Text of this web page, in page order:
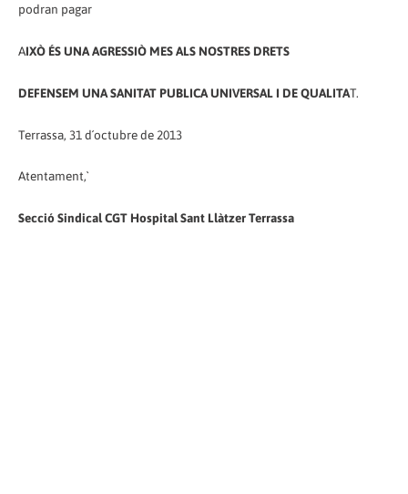
podran pagar
AIXÒ ÉS UNA AGRESSIÒ MES ALS NOSTRES DRETS
DEFENSEM UNA SANITAT PUBLICA UNIVERSAL I DE QUALITAT.
Terrassa, 31 d´octubre de 2013
Atentament,`
Secció Sindical CGT Hospital Sant Llàtzer Terrassa